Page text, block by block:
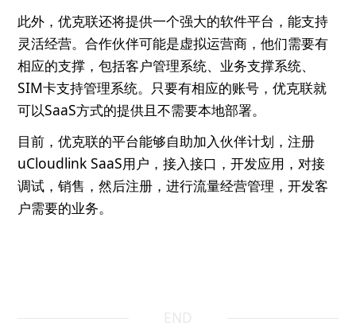
此外，优克联还将提供一个强大的软件平台，能支持
灵活经营。合作伙伴可能是虚拟运营商，他们需要有
相应的支撑，包括客户管理系统、业务支撑系统、
SIM卡支持管理系统。只要有相应的账号，优克联就
可以SaaS方式的提供且不需要本地部署。
目前，优克联的平台能够自助加入伙伴计划，注册
uCloudlink SaaS用户，接入接口，开发应用，对接
调试，销售，然后注册，进行流量经营管理，开发客
户需要的业务。